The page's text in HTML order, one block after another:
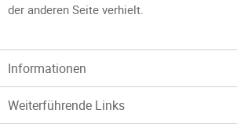
der anderen Seite verhielt.
Informationen
Weiterführende Links